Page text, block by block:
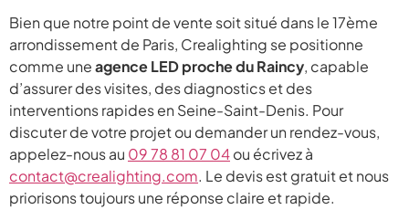
Bien que notre point de vente soit situé dans le 17ème
arrondissement de Paris, Crealighting se positionne
comme uneagence LED proche du Raincy, capable
d’assurer des visites, des diagnostics et des
interventions rapides en Seine-Saint-Denis. Pour
discuter de votre projet ou demander un rendez-vous,
appelez-nous au 09 78 81 07 04ou écrivez à
contact@crealighting.com. Le devis est gratuit et nous
priorisons toujours une réponse claire et rapide.